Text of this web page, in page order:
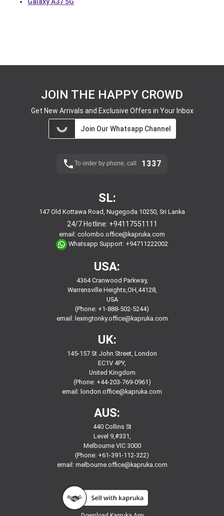
JOIN THE HAPPY CROWD
Get New Arrivals and Exclusive Offers in Your Inbox
Join Our Whatsapp Channel
To order by phone, call 1337
SL:
147 Old Kottawa Road, Nugegoda 10250, Sri Lanka
24/7 Hotline: +94117551111
email: colombo.office@kapruka.com
Whatsapp Support: +94711222002
USA:
4364 Cranwood Parkway,
Warrensville Heights,OH,44128,
USA
(Phone: +1-888-502-5244)
email: lexingtonky.office@kapruka.com
UK:
145-157 St John Street, London
EC1V 4PY,
United Kingdom
(Phone: +44-203-769-0961)
email: london.office@kapruka.com
AUS:
440 Collins St
Level 9,#331,
Melbourne VIC 3000
(Phone: +61-391-112-322)
email: melbourne.office@kapruka.com